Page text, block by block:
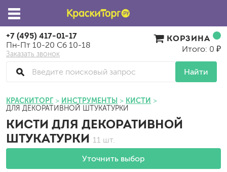
+7 (495) 417-01-17
Пн-Пт 10-20 Сб 10-18
Заказать звонок
Найти
КОРЗИНА
Итого: 0 ₽
КРАСКИТОРГ ИНСТРУМЕНТЫ КИСТИ
ДЛЯ ДЕКОРАТИВНОЙ ШТУКАТУРКИ
КИСТИ ДЛЯ ДЕКОРАТИВНОЙ
ШТУКАТУРКИ 11 шт.
Уточнить выбор